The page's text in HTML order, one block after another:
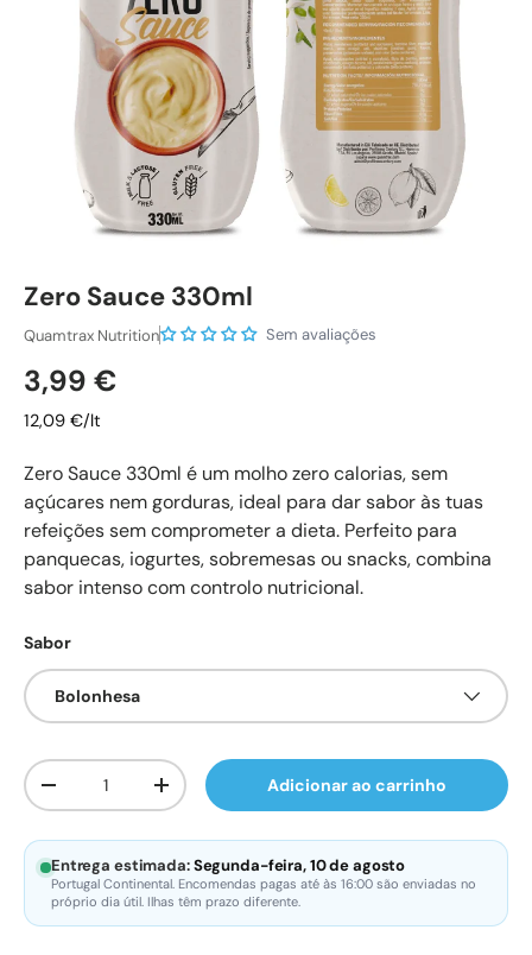
Zero Sauce 330ml
Quamtrax Nutrition Sem avaliações
Preço normal
3,99 €
12,09 €/lt
Zero Sauce 330ml é um molho zero calorias, sem
açúcares nem gorduras, ideal para dar sabor às tuas
refeições sem comprometer a dieta. Perfeito para
panquecas, iogurtes, sobremesas ou snacks, combina
sabor intenso com controlo nutricional.
Sabor
Bolonhesa
Qtd.
Diminuir quantidadeAumente a quantidadeAdicionar ao carrinho
Entrega estimada:Segunda-feira, 10 de agosto
Portugal Continental. Encomendas pagas até às 16:00 são enviadas no
próprio dia útil. Ilhas têm prazo diferente.